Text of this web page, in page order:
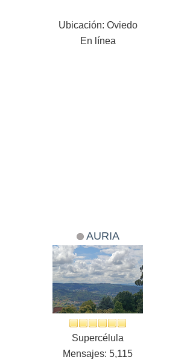
Ubicación: Oviedo
En línea
AURIA
Supercélula
Mensajes: 5,115